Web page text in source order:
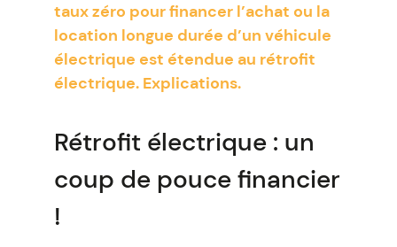
taux zéro pour financer l’achat ou la
location longue durée d’un véhicule
électrique est étendue au rétrofit
électrique. Explications.
Rétrofit électrique : un
coup de pouce financier
!